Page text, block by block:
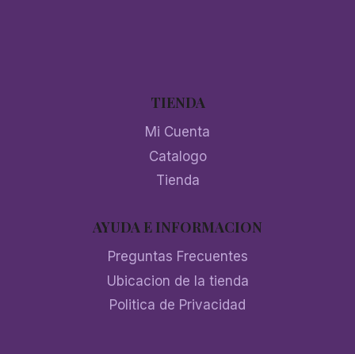
TIENDA
Mi Cuenta
Catalogo
Tienda
AYUDA E INFORMACION
Preguntas Frecuentes
Ubicacion de la tienda
Politica de Privacidad